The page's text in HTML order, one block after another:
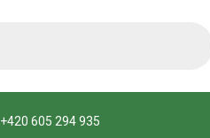
+420 605 294 935